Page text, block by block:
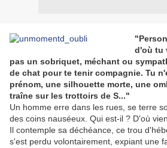
d'où tu
pas un sobriquet, méchant ou
de chat pour te tenir compagnie. Tu
prénom, une silhouette morte, une
traîne sur les trottoirs de S..."
Un homme erre dans les rues, se terre
des coins nauséeux. Qui est-il ? D'où
Il contemple sa déchéance, ce trou
s'est perdu volontairement, expiant une